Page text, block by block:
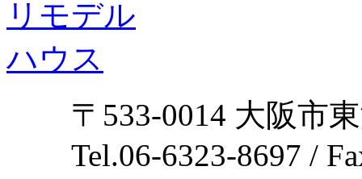
〒533-0014 大阪市
Tel.06-6323-8697 /